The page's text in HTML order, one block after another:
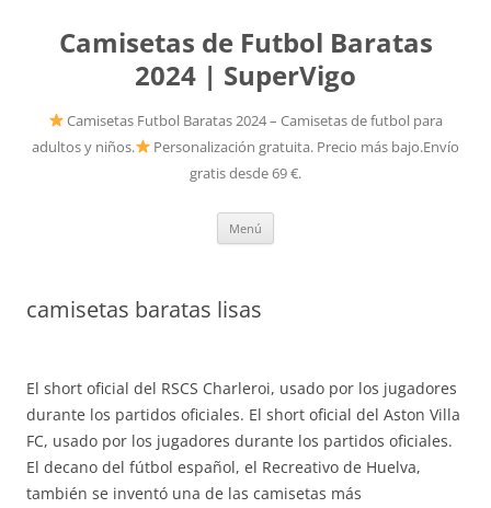
Camisetas de Futbol Baratas
2024 | SuperVigo
Camisetas Futbol Baratas 2024 – Camisetas de futbol para
adultos y niños.
Personalización gratuita. Precio más bajo.Envío
gratis desde 69 €.
Menú
camisetas baratas lisas
El short oficial del RSCS Charleroi, usado por los jugadores
durante los partidos oficiales. El short oficial del Aston Villa
FC, usado por los jugadores durante los partidos oficiales.
El decano del fútbol español, el Recreativo de Huelva,
también se inventó una de las camisetas más